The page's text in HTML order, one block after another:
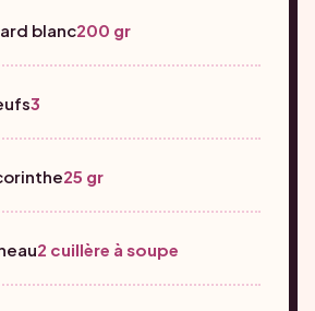
blanc200 gr
3
25 gr
2 cuillère à soupe